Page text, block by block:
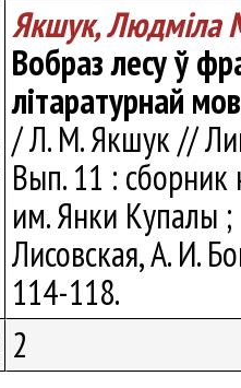
Якшук, Людміла
Вобраз лесу ў
літаратурнай
/ Л. М. Якшук //
Вып. 11 : сборник
им. Янки Купалы ;
Лисовская, А. И.
114-118.
2